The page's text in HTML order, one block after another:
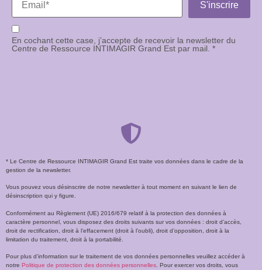
En cochant cette case, j’accepte de recevoir la newsletter du
Centre de Ressource INTIMAGIR Grand Est par mail. *
* Le Centre de Ressource INTIMAGIR Grand Est traite vos données dans le cadre de la
gestion de la newsletter.
Vous pouvez vous désinscrire de notre newsletter à tout moment en suivant le lien de
désinscription qui y figure.
Conformément au Règlement (UE) 2016/679 relatif à la protection des données à
caractère personnel, vous disposez des droits suivants sur vos données : droit d’accès,
droit de rectification, droit à l’effacement (droit à l’oubli), droit d’opposition, droit à la
limitation du traitement, droit à la portabilité.
Pour plus d’information sur le traitement de vos données personnelles veuillez accéder à
notre Politique de protection des données personnelles . Pour exercer vos droits, vous